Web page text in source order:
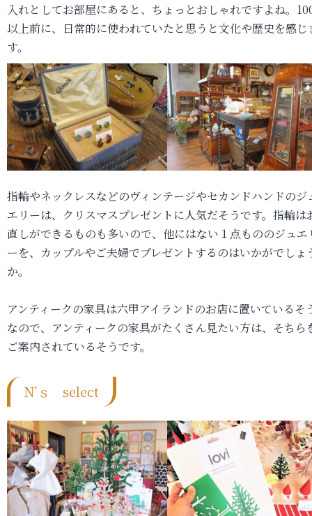
入れとしてお部屋にあると、ちょっとおしゃれですよね。
以上前に、日常的に使われていたと思うと文化や歴史を感じ
す。
指輪やネックレスなどのヴィンテージやセカンドハンドのジ
エリーは、クリスマスプレゼントに人気だそうです。指輪は
直しができるものも多いので、他にはない１点もののジュエ
ーを、カップルやご夫婦でプレゼントするのはいかがでしょ
か。
アンティークの家具は六甲アイランドのお店に置いているそ
なので、アンティークの家具がたくさん見たい方は、そちら
ご案内されているそうです。
N’ｓ select